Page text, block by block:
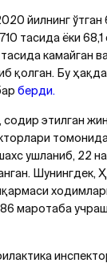
йилнинг
тасида ёки
камайган
қолган. Бу
берди.
этилган
ушланиб, 22
Шунингдек,
маротаба